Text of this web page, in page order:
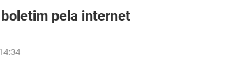
pela internet